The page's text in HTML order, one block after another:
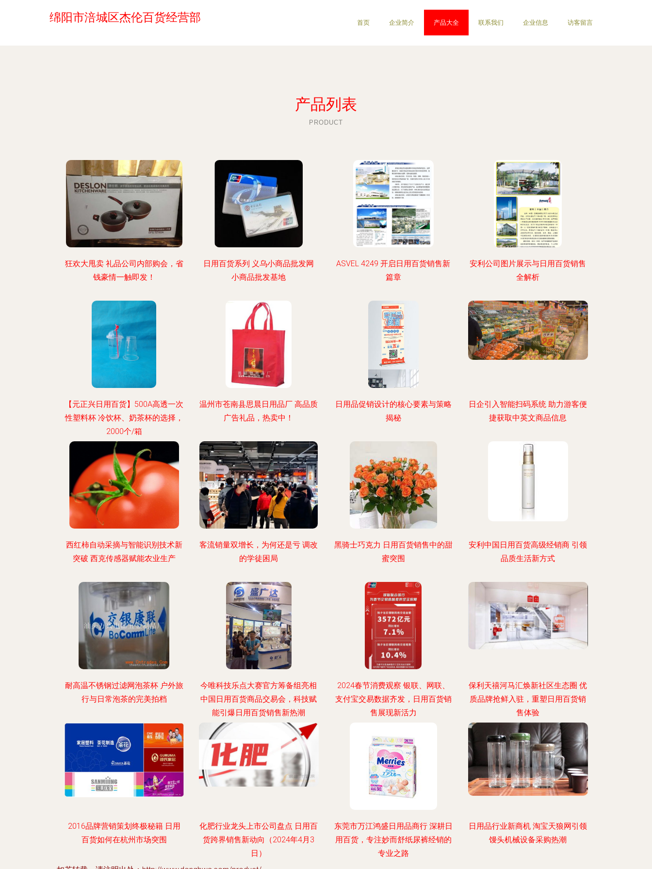
绵阳市涪城区杰伦百货经营部 首页 企业简介 产品大全 联系我们 企业信息 访客留言
产品列表
PRODUCT
狂欢大甩卖 礼品公司内部购会，省
钱豪情一触即发！
日用百货系列 义乌小商品批发网
小商品批发基地
ASVEL 4249 开启日用百货销售新
篇章
安利公司图片展示与日用百货销售
全解析
【元正兴日用百货】500A高透一次
性塑料杯 冷饮杯、奶茶杯的选择，
2000个/箱
温州市苍南县思晨日用品厂 高品质
广告礼品，热卖中！
日用品促销设计的核心要素与策略
揭秘
日企引入智能扫码系统 助力游客便
捷获取中英文商品信息
西红柿自动采摘与智能识别技术新
突破 西克传感器赋能农业生产
客流销量双增长，为何还是亏 调改
的学徒困局
黑骑士巧克力 日用百货销售中的甜
蜜突围
安利中国日用百货高级经销商 引领
品质生活新方式
耐高温不锈钢过滤网泡茶杯 户外旅
行与日常泡茶的完美拍档
今唯科技乐点大赛官方筹备组亮相
中国日用百货商品交易会，科技赋
能引爆日用百货销售新热潮
2024春节消费观察 银联、网联、
支付宝交易数据齐发，日用百货销
售展现新活力
保利天禧河马汇焕新社区生态圈 优
质品牌抢鲜入驻，重塑日用百货销
售体验
2016品牌营销策划终极秘籍 日用
百货如何在杭州市场突围
化肥行业龙头上市公司盘点 日用百
货跨界销售新动向（2024年4月3
日）
东莞市万江鸿盛日用品商行 深耕日
用百货，专注妙而舒纸尿裤经销的
专业之路
日用品行业新商机 淘宝天狼网引领
馒头机械设备采购热潮